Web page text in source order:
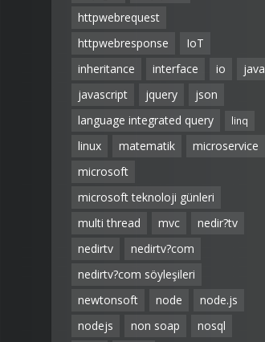
httpwebrequest
httpwebresponse
IoT
inheritance
interface io
java
javascript
jquery
json
language integrated query
linq
linux matematik
microservice
microsoft
microsoft teknoloji günleri
multi thread
mvc
nedir?tv
nedirtv
nedirtv?com
nedirtv?com söyleşileri
newtonsoft
node
node.js
nodejs
non soap
nosql